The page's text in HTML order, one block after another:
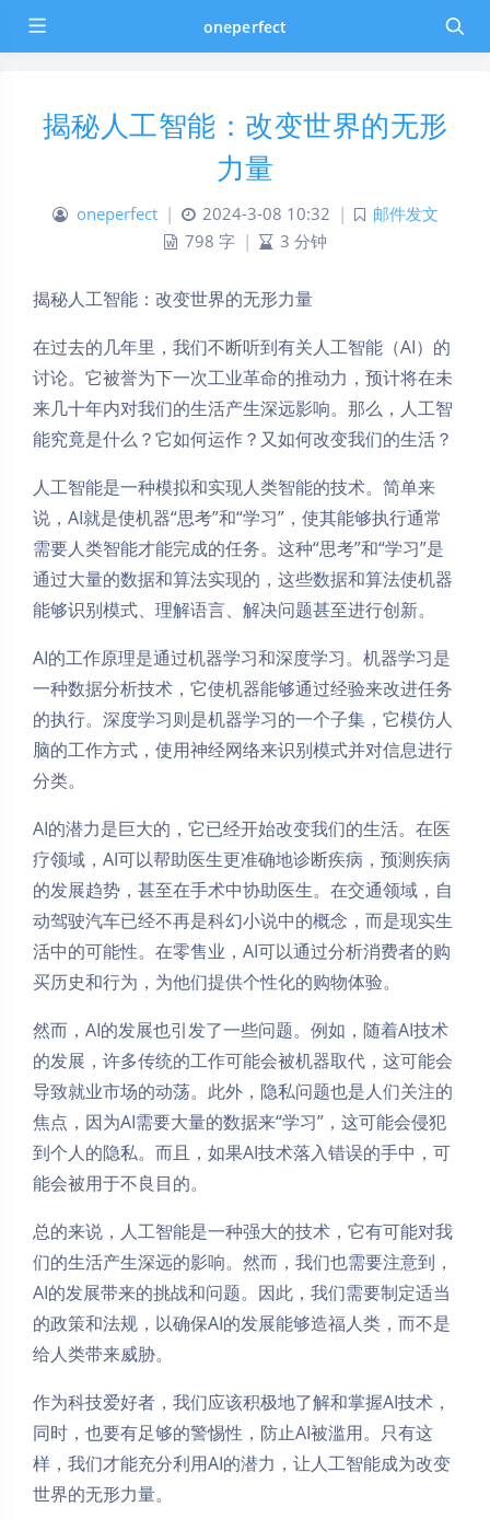
oneperfect
揭秘人工智能：改变世界的无形
力量
oneperfect | 2024-3-08 10:32 |
邮件发文
798 字 | 3 分钟
揭秘人工智能：改变世界的无形力量
在过去的几年里，我们不断听到有关人工智能（AI）的
讨论。它被誉为下一次工业革命的推动力，预计将在未
来几十年内对我们的生活产生深远影响。那么，人工智
能究竟是什么？它如何运作？又如何改变我们的生活？
人工智能是一种模拟和实现人类智能的技术。简单来
说，AI就是使机器“思考”和“学习”，使其能够执行通常
需要人类智能才能完成的任务。这种“思考”和“学习”是
通过大量的数据和算法实现的，这些数据和算法使机器
能够识别模式、理解语言、解决问题甚至进行创新。
AI的工作原理是通过机器学习和深度学习。机器学习是
一种数据分析技术，它使机器能够通过经验来改进任务
的执行。深度学习则是机器学习的一个子集，它模仿人
脑的工作方式，使用神经网络来识别模式并对信息进行
分类。
AI的潜力是巨大的，它已经开始改变我们的生活。在医
疗领域，AI可以帮助医生更准确地诊断疾病，预测疾病
的发展趋势，甚至在手术中协助医生。在交通领域，自
动驾驶汽车已经不再是科幻小说中的概念，而是现实生
活中的可能性。在零售业，AI可以通过分析消费者的购
买历史和行为，为他们提供个性化的购物体验。
然而，AI的发展也引发了一些问题。例如，随着AI技术
的发展，许多传统的工作可能会被机器取代，这可能会
导致就业市场的动荡。此外，隐私问题也是人们关注的
焦点，因为AI需要大量的数据来“学习”，这可能会侵犯
到个人的隐私。而且，如果AI技术落入错误的手中，可
能会被用于不良目的。
总的来说，人工智能是一种强大的技术，它有可能对我
们的生活产生深远的影响。然而，我们也需要注意到，
AI的发展带来的挑战和问题。因此，我们需要制定适当
的政策和法规，以确保AI的发展能够造福人类，而不是
给人类带来威胁。
作为科技爱好者，我们应该积极地了解和掌握AI技术，
同时，也要有足够的警惕性，防止AI被滥用。只有这
样，我们才能充分利用AI的潜力，让人工智能成为改变
世界的无形力量。